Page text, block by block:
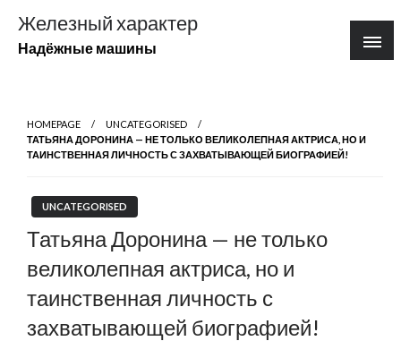
содержимому
Железный характер
Надёжные машины
HOMEPAGE
UNCATEGORISED
ТАТЬЯНА ДОРОНИНА — НЕ ТОЛЬКО ВЕЛИКОЛЕПНАЯ АКТРИСА, НО И
ТАИНСТВЕННАЯ ЛИЧНОСТЬ С ЗАХВАТЫВАЮЩЕЙ БИОГРАФИЕЙ!
UNCATEGORISED
Татьяна Доронина — не только
великолепная актриса, но и
таинственная личность с
захватывающей биографией!